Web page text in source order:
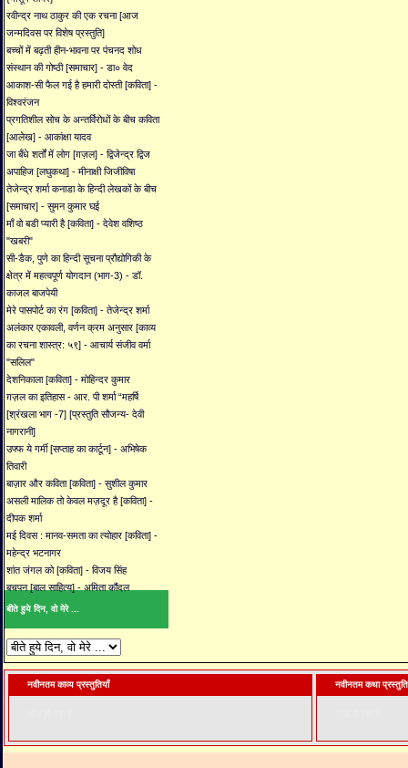
रवीन्द्र नाथ ठाकुर की एक रचना [आज
जन्मदिवस पर विशेष प्रस्तुति]
बच्चों में बढ़ती हीन-भावना पर पंचनद शोध
संस्थान की गोष्ठी [समाचार] - डा० वेद
आकाश-सी फैल गई है हमारी दोस्ती [कविता] -
विश्वरंजन
प्रगतिशील सोच के अन्तर्विरोधों के बीच कविता
[आलेख] - आकांक्षा यादव
जा बँधे शर्तों में लोग [ग़ज़ल] - द्विजेन्द्र द्विज
अपाहिज [लघुकथा] - मीनाक्षी जिजीविषा
तेजेन्द्र शर्मा कनाडा के हिन्दी लेखकों के बीच
[समाचार] - सुमन कुमार घई
माँ वो बडी प्यारी है [कविता] - देवेश वशिष्ठ
"खबरी"
सी-डैक, पुणे का हिन्दी सूचना प्रौद्योगिकी के
क्षेत्र में महत्वपूर्ण योगदान (भाग-3) - डॉ.
काजल बाजपेयी
मेरे पासपोर्ट का रंग [कविता] - तेजेन्द्र शर्मा
अलंकार एकावली, वर्णन क्रम अनुसार [काव्य
का रचना शास्त्र: ५९] - आचार्य संजीव वर्मा
"सलिल"
देशनिकाला [कविता] - मोहिन्दर कुमार
ग़ज़ल का इतिहास - आर. पी शर्मा “महर्षि
[श्रंखला भाग -7] [प्रस्तुति सौजन्य- देवी
नागरानी]
उफ्फ ये गर्मी [सप्ताह का कार्टून] - अभिषेक
तिवारी
बाज़ार और कविता [कविता] - सुशील कुमार
असली मालिक तो केवल मज़दूर है [कविता] -
दीपक शर्मा
मई दिवस : मानव-समता का त्योहार [कविता] -
महेन्द्र भटनागर
शांत जंगल को [कविता] - विजय सिंह
बचपन [बाल साहित्य] - अमिता कौंदल
बीते हुये दिन, वो मेरे ...
नवीनतम काव्य प्रस्तुतियाँ नवीनतम कथा